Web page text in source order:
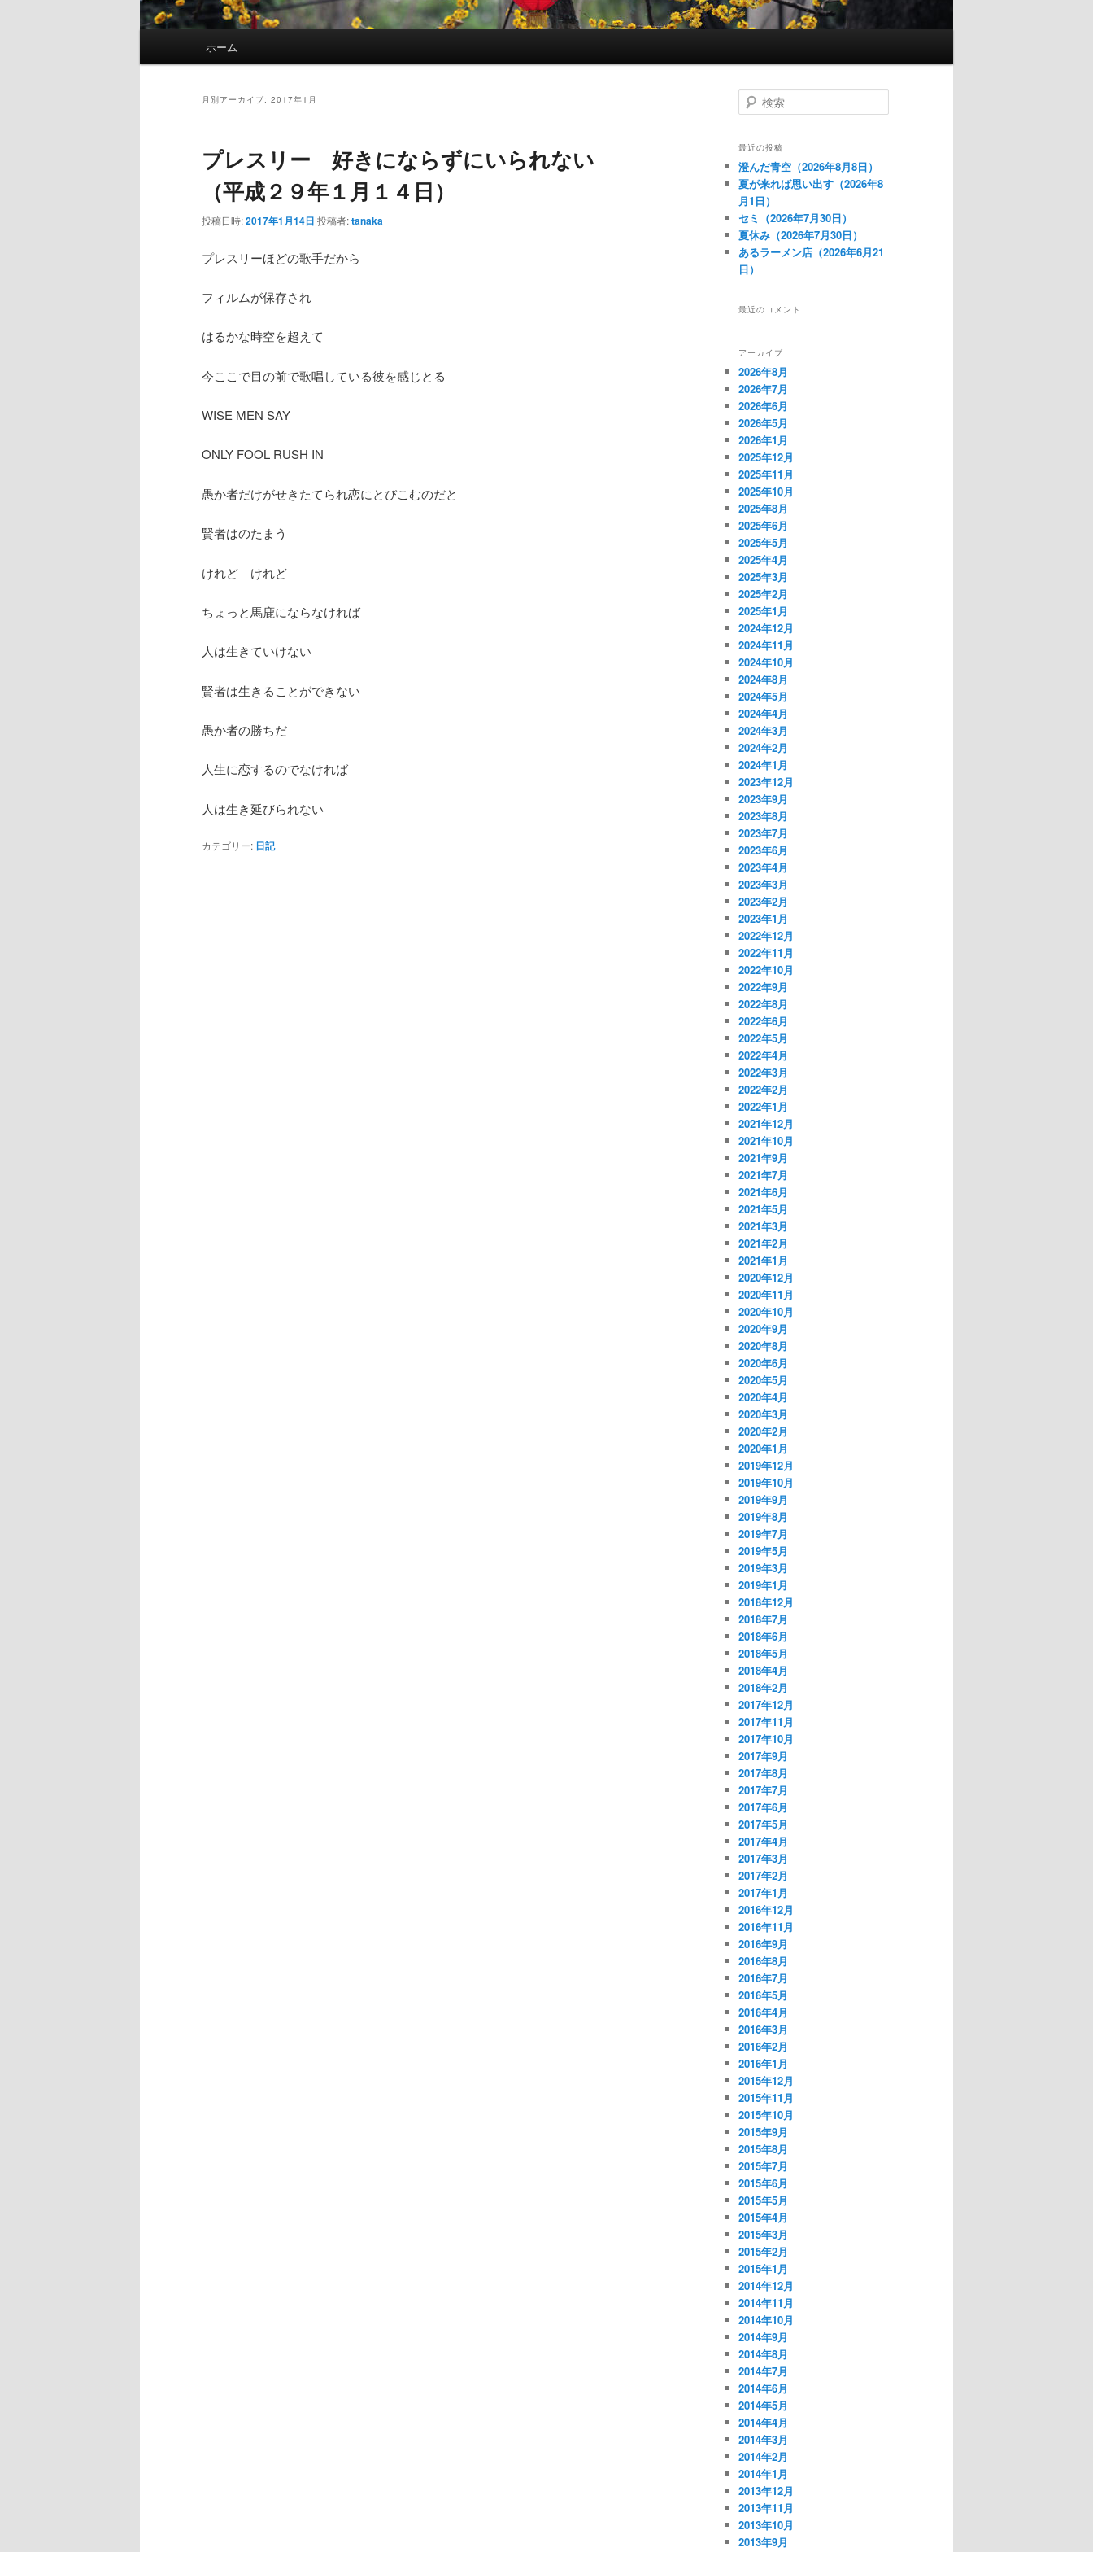
メ
コ
ン
ツ
移
動
サ
ン
テ
へ
動
ホーム
月別アーカイブ: 2017年1月
プレスリー 好きにならずにいられない
（平成２９年１月１４日）
投稿日時:2017年1月14日 投稿者:tanaka
プレスリーほどの歌手だから
フィルムが保存され
はるかな時空を超えて
今ここで目の前で歌唱している彼を感じとる
WISE MEN SAY
ONLY FOOL RUSH IN
愚か者だけがせきたてられ恋にとびこむのだと
賢者はのたまう
けれど けれど
ちょっと馬鹿にならなければ
人は生きていけない
賢者は生きることができない
愚か者の勝ちだ
人生に恋するのでなければ
人は生き延びられない
カテゴリー: 日記
検
索
最近の投稿
澄んだ青空（2026年8月8日）
夏が来れば思い出す（2026年8
月1日）
セミ（2026年7月30日）
夏休み（2026年7月30日）
あるラーメン店（2026年6月21
日）
最近のコメント
アーカイブ
2026年8月
2026年7月
2026年6月
2026年5月
2026年1月
2025年12月
2025年11月
2025年10月
2025年8月
2025年6月
2025年5月
2025年4月
2025年3月
2025年2月
2025年1月
2024年12月
2024年11月
2024年10月
2024年8月
2024年5月
2024年4月
2024年3月
2024年2月
2024年1月
2023年12月
2023年9月
2023年8月
2023年7月
2023年6月
2023年4月
2023年3月
2023年2月
2023年1月
2022年12月
2022年11月
2022年10月
2022年9月
2022年8月
2022年6月
2022年5月
2022年4月
2022年3月
2022年2月
2022年1月
2021年12月
2021年10月
2021年9月
2021年7月
2021年6月
2021年5月
2021年3月
2021年2月
2021年1月
2020年12月
2020年11月
2020年10月
2020年9月
2020年8月
2020年6月
2020年5月
2020年4月
2020年3月
2020年2月
2020年1月
2019年12月
2019年10月
2019年9月
2019年8月
2019年7月
2019年5月
2019年3月
2019年1月
2018年12月
2018年7月
2018年6月
2018年5月
2018年4月
2018年2月
2017年12月
2017年11月
2017年10月
2017年9月
2017年8月
2017年7月
2017年6月
2017年5月
2017年4月
2017年3月
2017年2月
2017年1月
2016年12月
2016年11月
2016年9月
2016年8月
2016年7月
2016年5月
2016年4月
2016年3月
2016年2月
2016年1月
2015年12月
2015年11月
2015年10月
2015年9月
2015年8月
2015年7月
2015年6月
2015年5月
2015年4月
2015年3月
2015年2月
2015年1月
2014年12月
2014年11月
2014年10月
2014年9月
2014年8月
2014年7月
2014年6月
2014年5月
2014年4月
2014年3月
2014年2月
2014年1月
2013年12月
2013年11月
2013年10月
2013年9月